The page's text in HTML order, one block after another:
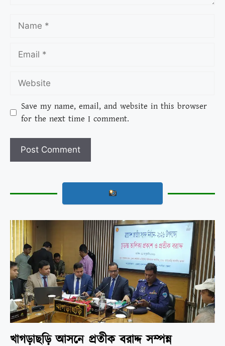
Save my name, email, and website in this browser
for the next time I comment.
খাগড়াছড়ি আসনে প্রতীক বরাদ্দ সম্পন্ন